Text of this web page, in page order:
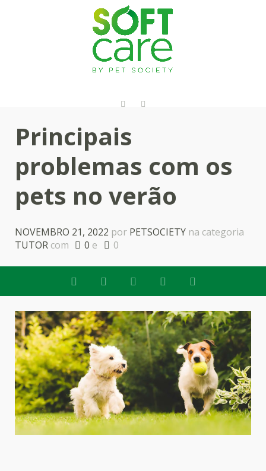
Principais
problemas com os
pets no verão
NOVEMBRO 21, 2022 por PETSOCIETY na categoria
TUTOR com 0 e 0